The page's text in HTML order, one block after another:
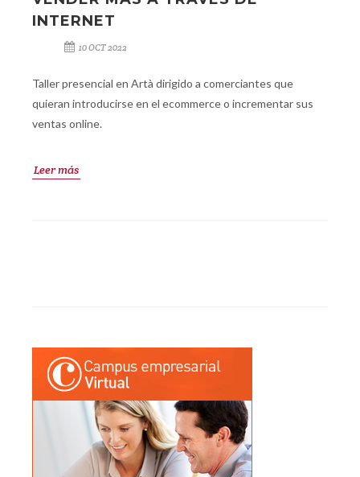
INTERNET
10 OCT 2022
Taller presencial en Artà dirigido a comerciantes que
quieran introducirse en el ecommerce o incrementar sus
ventas online.
Leer más